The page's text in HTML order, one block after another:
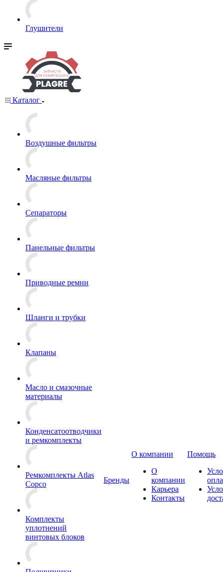
Глушители
Каталог
Воздушные фильтры
Масляные фильтры
Сепараторы
Панельные фильтры
Приводные ремни
Шланги и трубки
Клапаны
Масло и смазочные
материалы
Конденсатоотводчики
и ремкомплекты
Ремкомплекты Atlas
Copco
Комплекты
уплотнений
винтовых блоков
Бренды
О компании
О
компании
Карьера
Контакты
Помощь